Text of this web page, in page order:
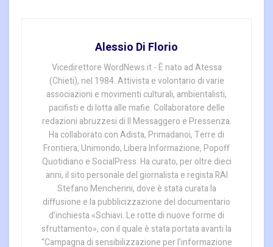
Alessio Di Florio
Vicedirettore WordNews.it - È nato ad Atessa
(Chieti), nel 1984. Attivista e volontario di varie
associazioni e movimenti culturali, ambientalisti,
pacifisti e di lotta alle mafie. Collaboratore delle
redazioni abruzzesi di Il Messaggero e Pressenza.
Ha collaborato con Adista, Primadanoi, Terre di
Frontiera, Unimondo, Libera Informazione, Popoff
Quotidiano e SocialPress. Ha curato, per oltre dieci
anni, il sito personale del giornalista e regista RAI
Stefano Mencherini, dove è stata curata la
diffusione e la pubblicizzazione del documentario
d’inchiesta «Schiavi. Le rotte di nuove forme di
sfruttamento», con il quale è stata portata avanti la
“Campagna di sensibilizzazione per l’informazione